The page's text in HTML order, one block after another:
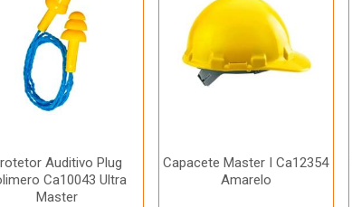
Auditivo Plug
Ca10043 Ultra
Master
Capacete Master I Ca12354
Amarelo